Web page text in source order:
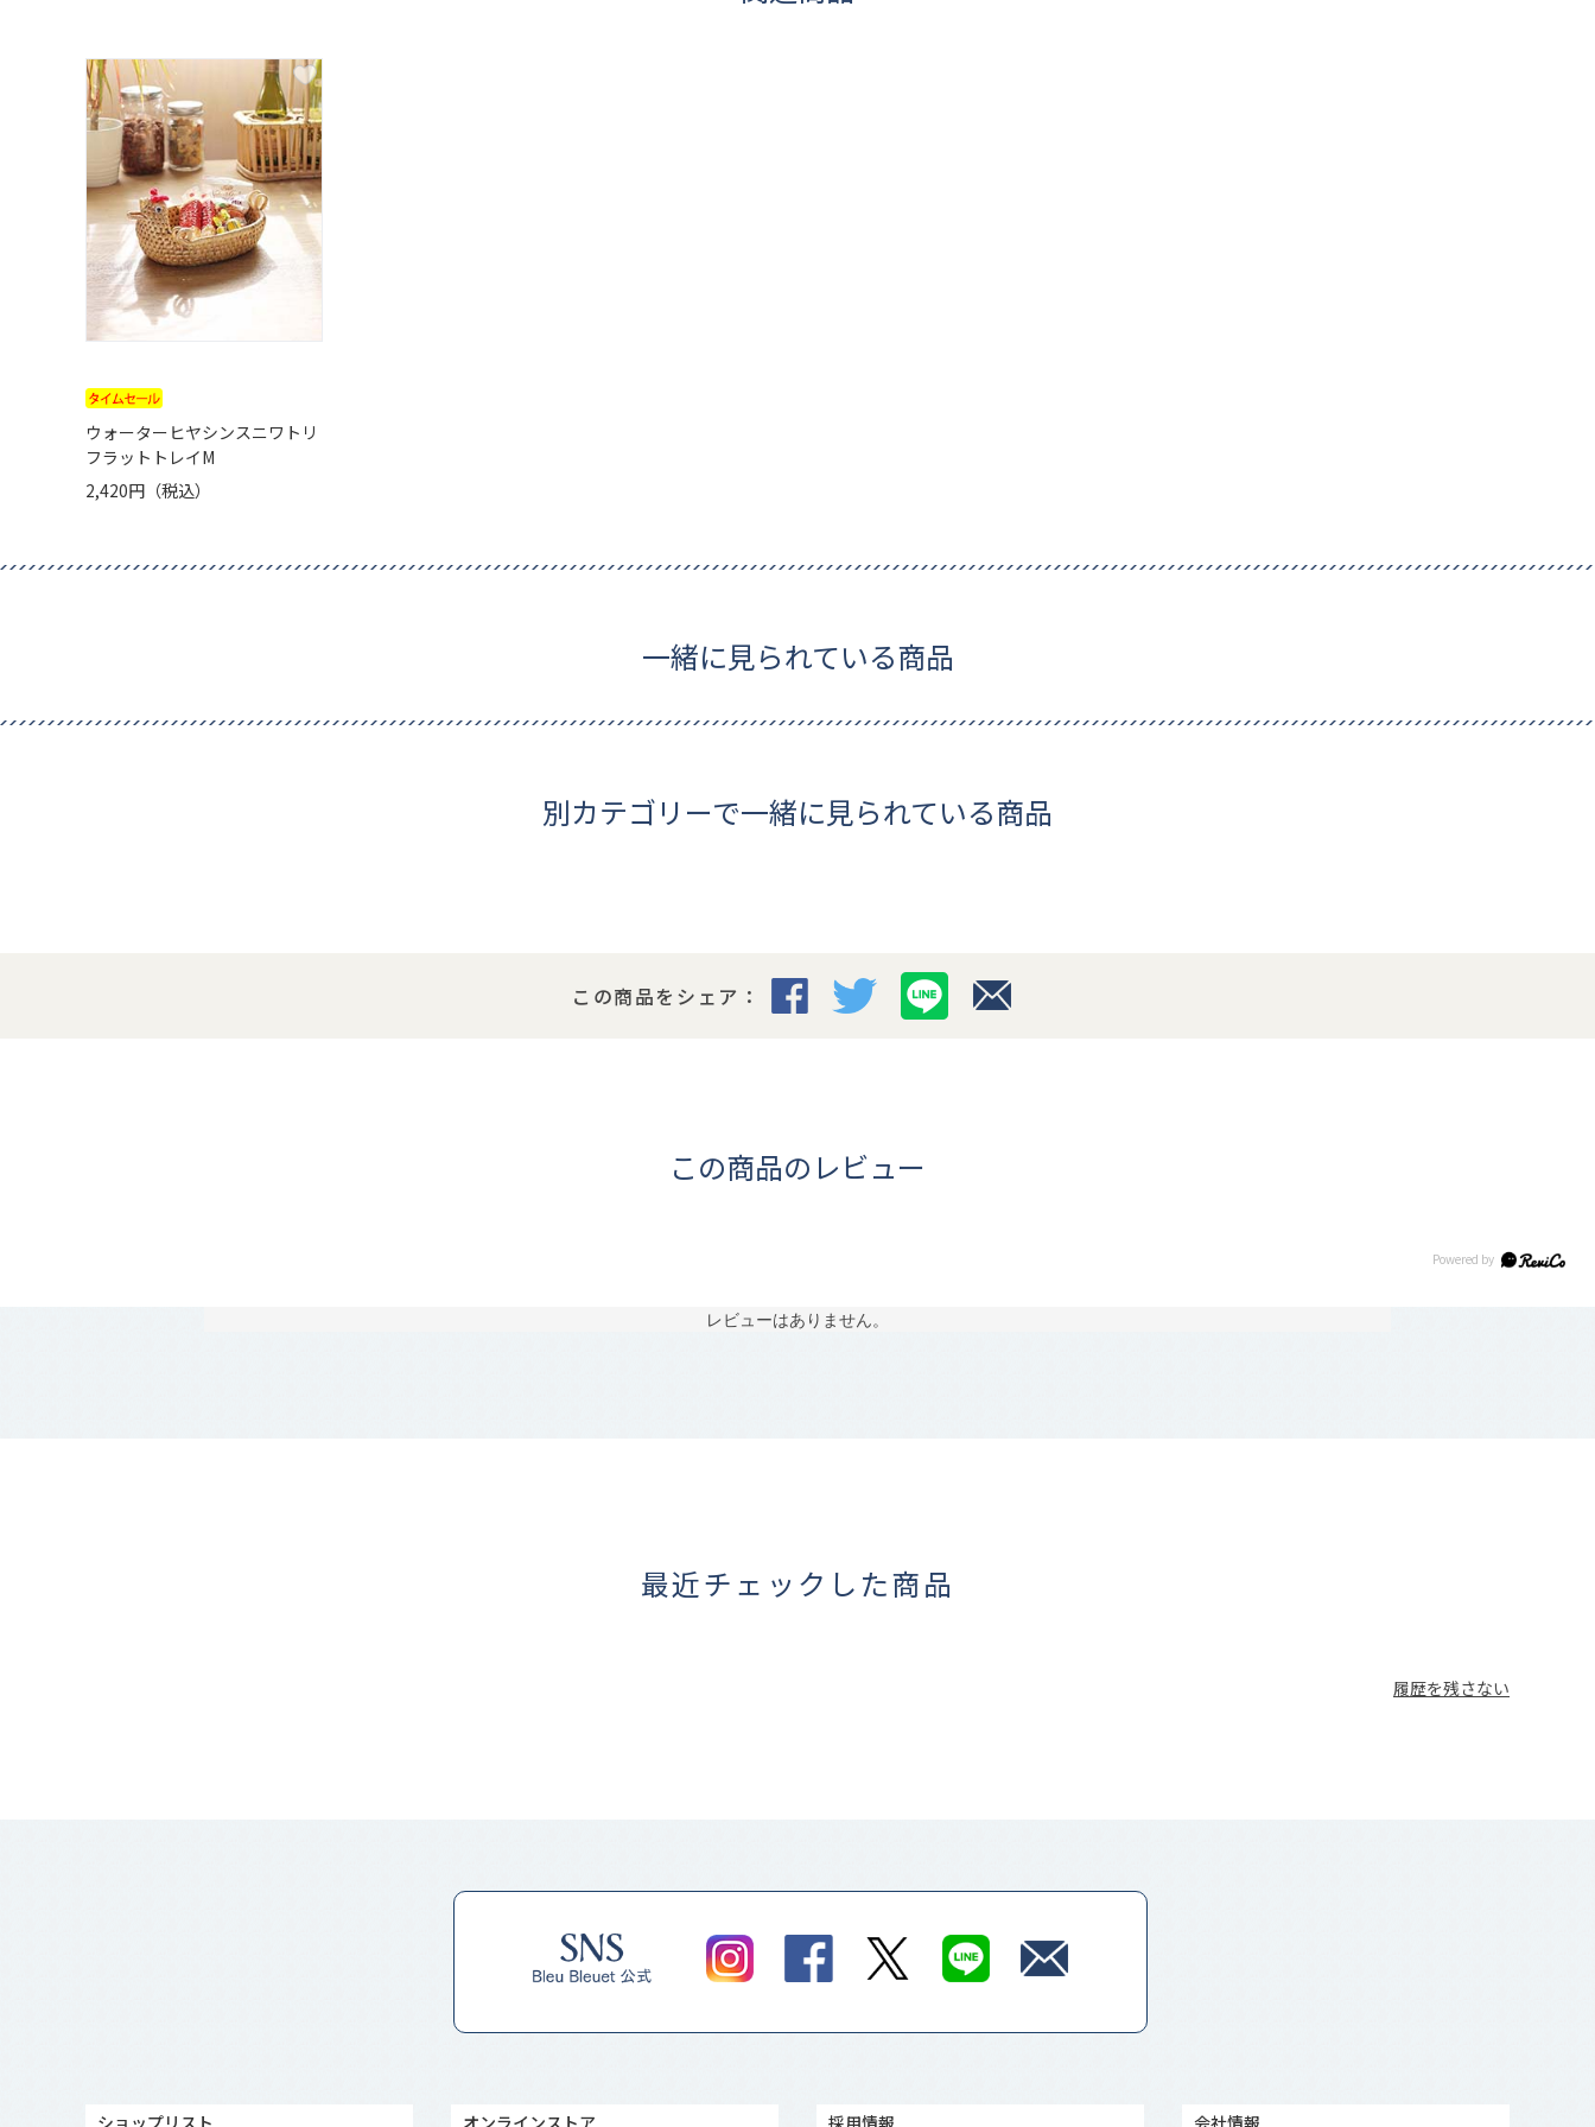
ウォーターヒヤシンスニワトリ
フラットトレイM
2,420円（税込）
一緒に見られている商品
別カテゴリーで一緒に見られている商品
この商品をシェア：
この商品のレビュー
レビューはありません。
最近チェックした商品
履歴を残さない
ショップリスト オンラインストア 採用情報 会社情報